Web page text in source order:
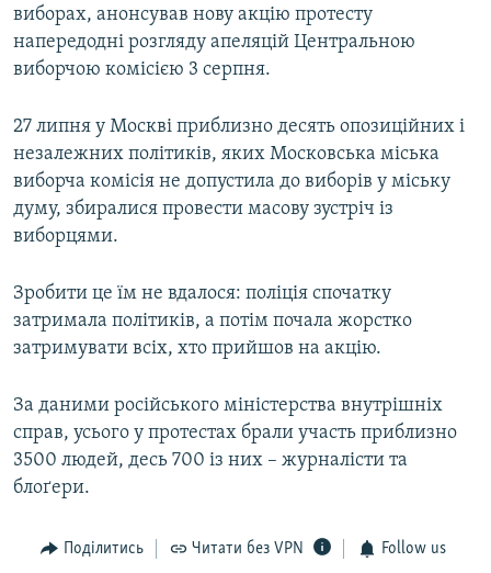
виборах, анонсував нову акцію протесту
напередодні розгляду апеляцій Центральною
виборчою комісією 3 серпня.
27 липня у Москві приблизно десять опозиційних і
незалежних політиків, яких Московська міська
виборча комісія не допустила до виборів у міську
думу, збиралися провести масову зустріч із
виборцями.
Зробити це їм не вдалося: поліція спочатку
затримала політиків, а потім почала жорстко
затримувати всіх, хто прийшов на акцію.
За даними російського міністерства внутрішніх
справ, усього у протестах брали участь приблизно
3500 людей, десь 700 із них – журналісти та
блоґери.
Поділитись Читати без VPN Follow us